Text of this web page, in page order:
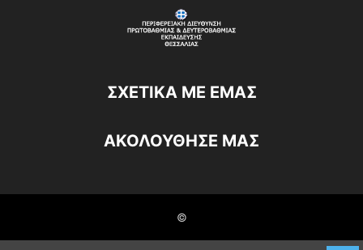
ΣΧΕΤΙΚΆ ΜΕ ΕΜΆΣ
ΑΚΟΛΟΥΘΗΣΕ ΜΑΣ
©